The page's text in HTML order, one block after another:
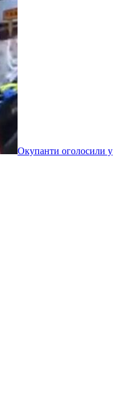
Окупанти оголосили у